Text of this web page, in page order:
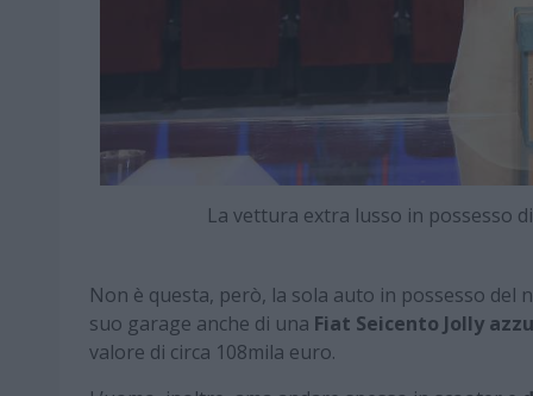
La vettura extra lusso in possesso
Non è questa, però, la sola auto in possesso
suo garage anche di una Fiat Seicento Jolly
valore di circa 108mila euro.